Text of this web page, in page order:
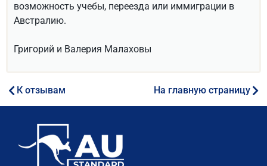
возможность учебы, переезда или иммиграции в
Австралию.
Григорий и Валерия Малаховы
К отзывам На главную страницу